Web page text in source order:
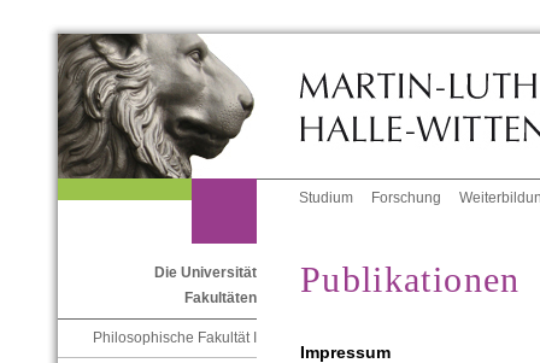
Studium Forschung
Die Universität
Fakultäten
Philosophische Fakultät I
Publikationen
Impressum